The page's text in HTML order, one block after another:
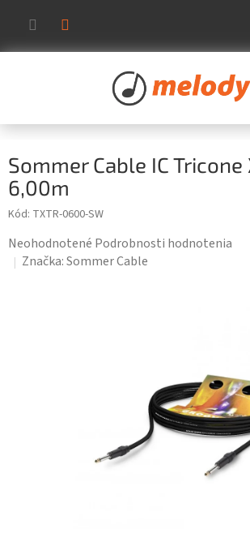
obsah
Sommer Cable IC Tricone
6,00m
Kód: TXTR-0600-SW
Priemerné
hodnotenie
Neohodnotené Podrobnosti hodnotenia
Značka:Sommer Cable